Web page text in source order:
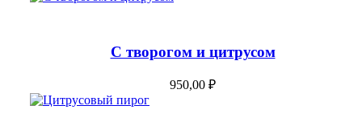
С творогом и цитрусом
950,00 ₽